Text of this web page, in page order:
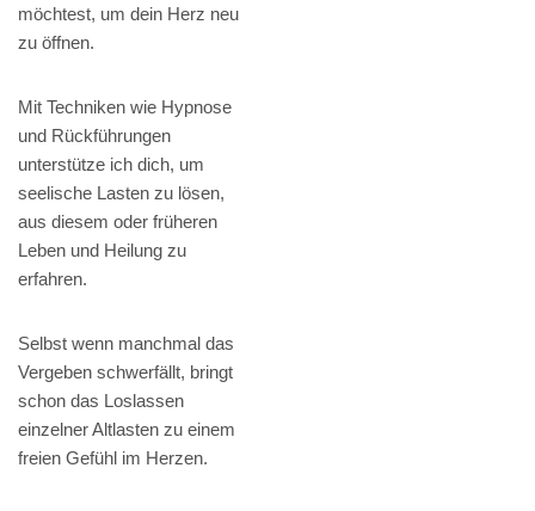
möchtest, um dein Herz neu
zu öffnen.
Mit Techniken wie Hypnose
und Rückführungen
unterstütze ich dich, um
seelische Lasten zu lösen,
aus diesem oder früheren
Leben und Heilung zu
erfahren.
Selbst wenn manchmal das
Vergeben schwerfällt, bringt
schon das Loslassen
einzelner Altlasten zu einem
freien Gefühl im Herzen.